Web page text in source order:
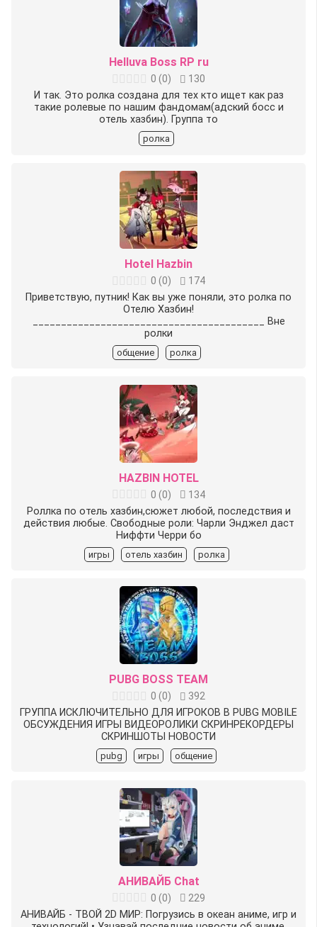
Helluva Boss RP ru
0 (0)
130
И так. Это ролка создана для тех кто ищет как раз
такие ролевые по нашим фандомам(адский босс и
отель хазбин). Группа то
ролка
Hotel Hazbin
0 (0)
174
Приветствую, путник! Как вы уже поняли, это ролка по
Отелю Хазбин!
_________________________________________ Вне
ролки
общение ролка
HAZBIN HOTEL
0 (0)
134
Роллка по отель хазбин,сюжет любой, последствия и
действия любые. Свободные роли: Чарли Энджел даст
Ниффти Черри бо
игры отель хазбин ролка
PUBG BOSS TEAM
0 (0)
392
ГРУППА ИСКЛЮЧИТЕЛЬНО ДЛЯ ИГРОКОВ В PUBG MOBILE
ОБСУЖДЕНИЯ ИГРЫ ВИДЕОРОЛИКИ СКРИНРЕКОРДЕРЫ
СКРИНШОТЫ НОВОСТИ
pubg игры общение
АНИВАЙБ Chat
0 (0)
229
АНИВАЙБ - ТВОЙ 2D МИР: Погрузись в океан аниме, игр и